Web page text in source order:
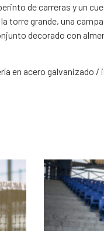
de carreras y un
grande, una
decorado con
en acero galvanizado